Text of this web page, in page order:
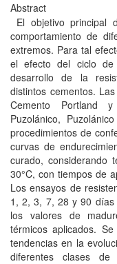
Abstract
El objetivo principal
comportamiento de
extremos. Para tal
el efecto del ciclo de
desarrollo de la
distintos cementos.
Cemento Portland
Puzolánico,
procedimientos de
curvas de
curado, considerando
30°C, con tiempos de
Los ensayos de
1, 2, 3, 7, 28 y 90 días
los valores de
térmicos aplicados.
tendencias en la
diferentes clases